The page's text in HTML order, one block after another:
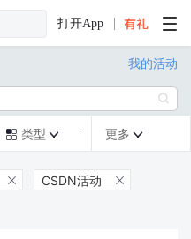
打开App
我的活动

 类型  更多 
 CSDN活动 